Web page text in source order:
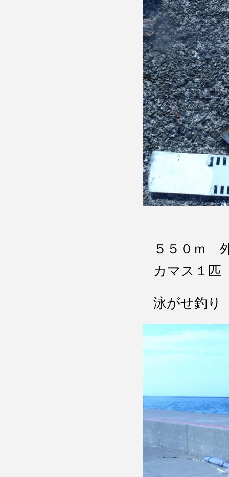
５５０ｍ
カマス１匹
泳がせ釣り